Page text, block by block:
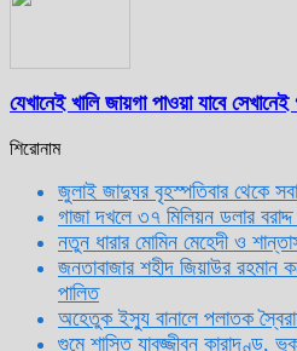
যেখানেই খালি জায়গা পাওয়া যাবে
শিরোনাম
জুলাই জাদুঘর বৃহস্পতিবার থেকে
গাজা দখলে ৩৭ মিলিয়ন ডলার
নতুন ধারার মোমিন মেহেদী ও
জনতাবাজার শহীদ জিয়াউর
পালিত
অহেতুক ইস্যু বানালে পলাতক
গুমে শাস্তি যাবজ্জীবন কারাদণ্ড,